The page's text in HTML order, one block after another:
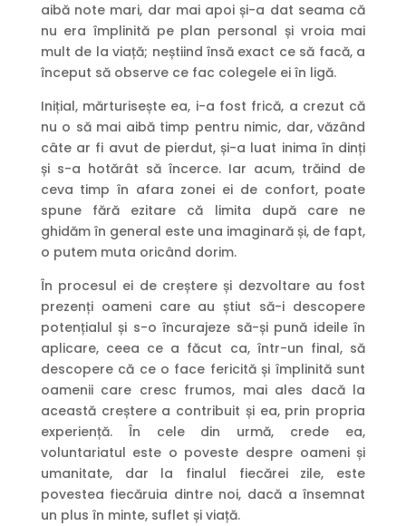
aibă note mari, dar mai apoi și-a dat seama că
nu era împlinită pe plan personal și vroia mai
mult de la viață; neștiind însă exact ce să facă, a
început să observe ce fac colegele ei în ligă.
Inițial, mărturisește ea, i-a fost frică, a crezut că
nu o să mai aibă timp pentru nimic, dar, văzând
câte ar fi avut de pierdut, și-a luat inima în dinți
și s-a hotărât să încerce. Iar acum, trăind de
ceva timp în afara zonei ei de confort, poate
spune fără ezitare că limita după care ne
ghidăm în general este una imaginară și, de fapt,
o putem muta oricând dorim.
În procesul ei de creștere și dezvoltare au fost
prezenți oameni care au știut să-i descopere
potențialul și s-o încurajeze să-și pună ideile în
aplicare, ceea ce a făcut ca, într-un final, să
descopere că ce o face fericită și împlinită sunt
oamenii care cresc frumos, mai ales dacă la
această creștere a contribuit și ea, prin propria
experiență. În cele din urmă, crede ea,
voluntariatul este o poveste despre oameni și
umanitate, dar la finalul fiecărei zile, este
povestea fiecăruia dintre noi, dacă a însemnat
un plus în minte, suflet și viață.